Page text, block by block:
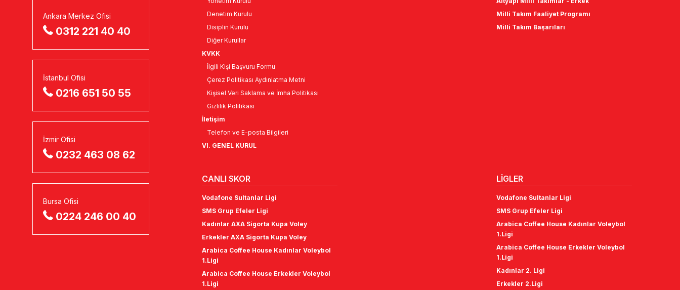
Ankara Merkez Ofisi
0312 221 40 40
İstanbul Ofisi
0216 651 50 55
İzmir Ofisi
0232 463 08 62
Bursa Ofisi
0224 246 00 40
Denetim Kurulu
Disiplin Kurulu
Diğer Kurullar
KVKK
İlgili Kişi Başvuru Formu
Çerez Politikası Aydınlatma Metni
Kişisel Veri Saklama ve İmha Politikası
Gizlilik Politikası
İletişim
Telefon ve E-posta Bilgileri
VI. GENEL KURUL
Milli Takım Faaliyet Programı
Milli Takım Başarıları
CANLI SKOR
Vodafone Sultanlar Ligi
SMS Grup Efeler Ligi
Kadınlar AXA Sigorta Kupa Voley
Erkekler AXA Sigorta Kupa Voley
Arabica Coffee House Kadınlar Voleybol
1.Ligi
Arabica Coffee House Erkekler Voleybol
1.Ligi
LİGLER
Vodafone Sultanlar Ligi
SMS Grup Efeler Ligi
Arabica Coffee House Kadınlar Voleybol
1.Ligi
Arabica Coffee House Erkekler Voleybol
1.Ligi
Kadınlar 2. Ligi
Erkekler 2.Ligi